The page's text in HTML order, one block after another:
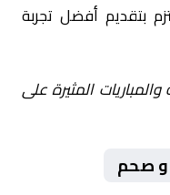
بتقديم أفضل تجربة
المثيرة على
و صحم